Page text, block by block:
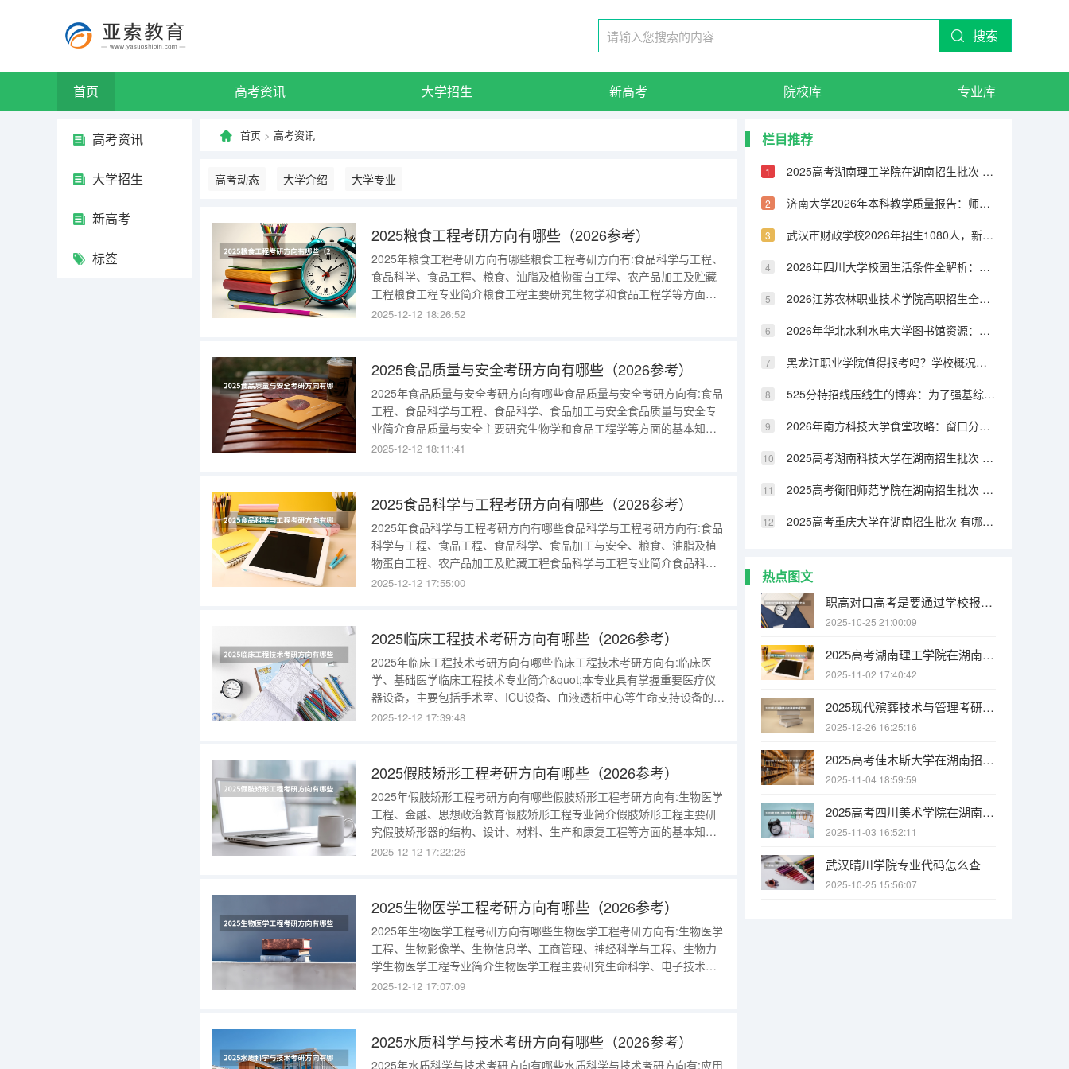
搜索
首页 高考资讯 大学招生 新高考 院校库 专业库
高考资讯
大学招生
新高考
标签
首页 > 高考资讯
高考动态 大学介绍 大学专业
2025粮食工程考研方向有哪些（2026参考）
2025年粮食工程考研方向有哪些粮食工程考研方向有:食品科学与工程、
食品科学、食品工程、粮食、油脂及植物蛋白工程、农产品加工及贮藏
工程粮食工程专业简介粮食工程主要研究生物学和食品工程学等方面的
基本知识和技能，包括粮食与制品加工和储藏过程中所发生的化学、微
生产，小米、面粉等
2025-12-12 18:26:52
2025食品质量与安全考研方向有哪些（2026参考）
2025年食品质量与安全考研方向有哪些食品质量与安全考研方向有:食品
工程、食品科学与工程、食品科学、食品加工与安全食品质量与安全专
业简介食品质量与安全主要研究生物学和食品工程学等方面的基本知识
和技能，包括食品生产技术管理、食品质量检测和食品安全检测等，在
贮藏方法的研究等。
2025-12-12 18:11:41
2025食品科学与工程考研方向有哪些（2026参考）
2025年食品科学与工程考研方向有哪些食品科学与工程考研方向有:食品
科学与工程、食品工程、食品科学、食品加工与安全、粮食、油脂及植
物蛋白工程、农产品加工及贮藏工程食品科学与工程专业简介食品科学
与工程主要研究化学、生物学、食品工程和食品技术等方面的基本知识
工、生产，食品营养
2025-12-12 17:55:00
2025临床工程技术考研方向有哪些（2026参考）
2025年临床工程技术考研方向有哪些临床工程技术考研方向有:临床医
学、基础医学临床工程技术专业简介&quot;本专业具有掌握重要医疗仪
器设备，主要包括手术室、ICU设备、血液透析中心等生命支持设备的操
作、使用、维护、功能开发和技术管理的职业技能，掌握现代临床医疗
2025-12-12 17:39:48
2025假肢矫形工程考研方向有哪些（2026参考）
2025年假肢矫形工程考研方向有哪些假肢矫形工程考研方向有:生物医学
工程、金融、思想政治教育假肢矫形工程专业简介假肢矫形工程主要研
究假肢矫形器的结构、设计、材料、生产和康复工程等方面的基本知识
和技能，为残疾人已缺失或畸形的身体部分或器官进行矫正、补偿装置
词：假肢矫形医学康
2025-12-12 17:22:26
2025生物医学工程考研方向有哪些（2026参考）
2025年生物医学工程考研方向有哪些生物医学工程考研方向有:生物医学
工程、生物影像学、生物信息学、工商管理、神经科学与工程、生物力
学生物医学工程专业简介生物医学工程主要研究生命科学、电子技术、
计算机技术和信息科学等方面的基本知识和技能，包括生物材料、人工
的操纵和维护，B
2025-12-12 17:07:09
2025水质科学与技术考研方向有哪些（2026参考）
2025年水质科学与技术考研方向有哪些水质科学与技术考研方向有:应用
栏目推荐
2025高考湖南理工学院在湖南招生批次 有哪些专业？
济南大学2026年本科教学质量报告：师生比、课程满意度与毕业率
武汉市财政学校2026年招生1080人，新增人工智能技术与应用、无人机3+2专业
2026年四川大学校园生活条件全解析：宿舍、食堂、交通与周边配套
2026江苏农林职业技术学院高职招生全知道：分数线、费用、就业方向
2026年华北水利水电大学图书馆资源：馆藏量、开放时间与研究支持
黑龙江职业学院值得报考吗？学校概况、实训设施与录取线分析
525分特招线压线生的博弈：为了强基综评牺牲专业值不值
2026年南方科技大学食堂攻略：窗口分布、特色菜品与营养搭配
2025高考湖南科技大学在湖南招生批次 有哪些专业？
2025高考衡阳师范学院在湖南招生批次 有哪些专业？
2025高考重庆大学在湖南招生批次 有哪些专业？
热点图文
职高对口高考是要通过学校报名吗
2025-10-25 21:00:09
2025高考湖南理工学院在湖南招生批次 有哪些专业？
2025-11-02 17:40:42
2025现代殡葬技术与管理考研方向有哪些（2026参考）
2025-12-26 16:25:16
2025高考佳木斯大学在湖南招生批次 有哪些专业？
2025-11-04 18:59:59
2025高考四川美术学院在湖南招生批次 有哪些专业？
2025-11-03 16:52:11
武汉晴川学院专业代码怎么查
2025-10-25 15:56:07